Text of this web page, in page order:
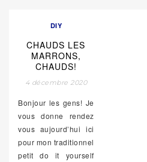
DIY
CHAUDS LES
MARRONS,
CHAUDS!
4 décembre 2020
Bonjour les gens! Je
vous donne rendez
vous aujourd’hui ici
pour mon traditionnel
petit do it yourself